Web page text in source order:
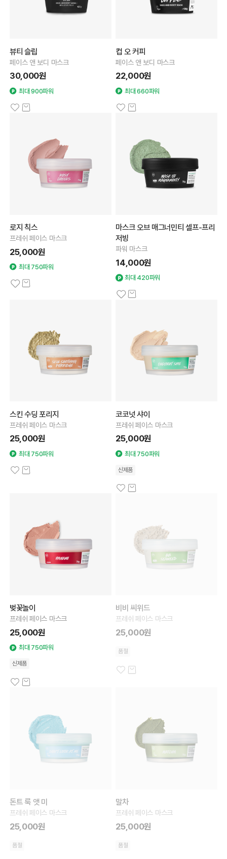
뷰티 슬립
페이스 앤 보디 마스크
30,000원
최대 900파워
컵 오 커피
페이스 앤 보디 마스크
22,000원
최대 660파워
로지 칙스
프레쉬 페이스 마스크
25,000원
최대 750파워
마스크 오브 매그너민티 셀프-프리
저빙
파워 마스크
14,000원
최대 420파워
스킨 수딩 포리지
프레쉬 페이스 마스크
25,000원
최대 750파워
코코넛 샤이
프레쉬 페이스 마스크
25,000원
최대 750파워
신제품
벚꽃놀이
프레쉬 페이스 마스크
25,000원
최대 750파워
신제품
비비 씨위드
프레쉬 페이스 마스크
25,000원
품절
돈트 룩 앳 미
프레쉬 페이스 마스크
25,000원
품절
말차
프레쉬 페이스 마스크
25,000원
품절